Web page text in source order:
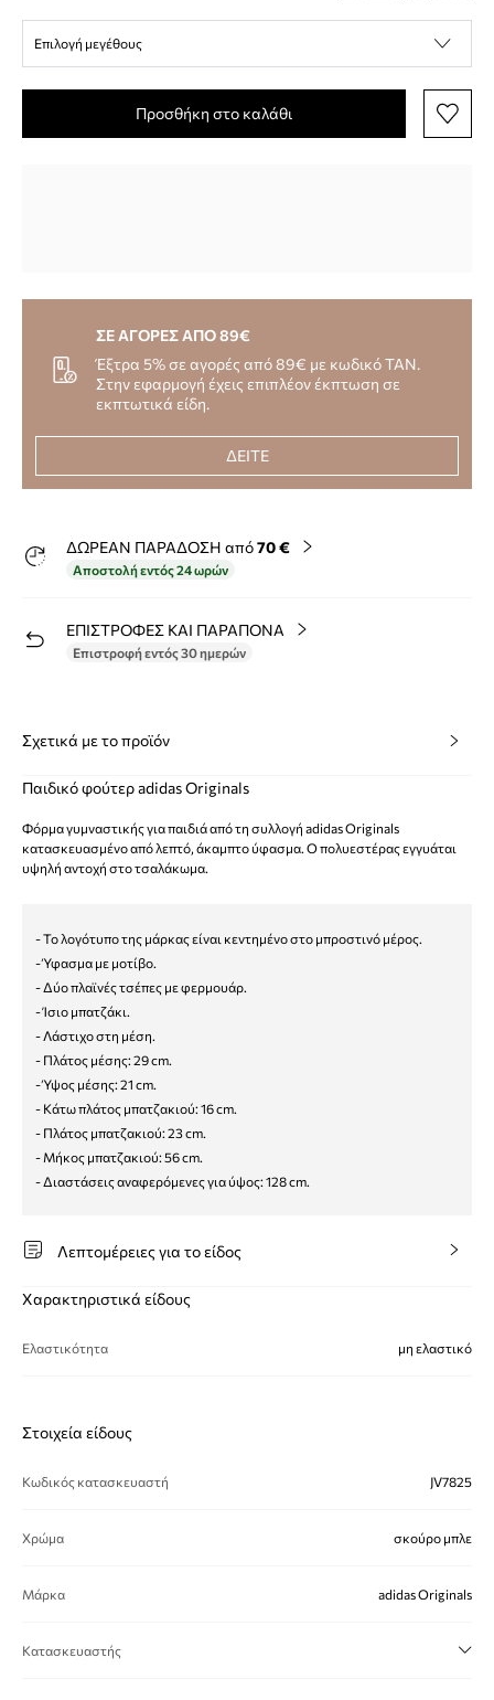
Επιλογή μεγέθους
Προσθήκη στο καλάθι
ΣΕ ΑΓΟΡΕΣ ΑΠΟ 89€
Έξτρα 5% σε αγορές από 89€ με κωδικό TAN.
Στην εφαρμογή έχεις επιπλέον έκπτωση σε
εκπτωτικά είδη.
ΔΕΙΤΕ
ΔΩΡΕΑΝ ΠΑΡΑΔΟΣΗ από70 €
Αποστολή εντός 24 ωρών
ΕΠΙΣΤΡΟΦΕΣ ΚΑΙ ΠΑΡΑΠΟΝΑ
Επιστροφή εντός 30 ημερών
Σχετικά με το προϊόν
Παιδικό φούτερ adidas Originals
Φόρμα γυμναστικής για παιδιά από τη συλλογή adidas Originals
κατασκευασμένο από λεπτό, άκαμπτο ύφασμα. Ο πολυεστέρας εγγυάται
υψηλή αντοχή στο τσαλάκωμα.
- Το λογότυπο της μάρκας είναι κεντημένο στο μπροστινό μέρος.
- Ύφασμα με μοτίβο.
- Δύο πλαϊνές τσέπες με φερμουάρ.
- Ίσιο μπατζάκι.
- Λάστιχο στη μέση.
- Πλάτος μέσης: 29 cm.
- Ύψος μέσης: 21 cm.
- Κάτω πλάτος μπατζακιού: 16 cm.
- Πλάτος μπατζακιού: 23 cm.
- Μήκος μπατζακιού: 56 cm.
- Διαστάσεις αναφερόμενες για ύψος: 128 cm.
Λεπτομέρειες για το είδος
Χαρακτηριστικά είδους
Ελαστικότητα μη ελαστικό
Στοιχεία είδους
Κωδικός κατασκευαστή JV7825
Χρώμα σκούρο μπλε
Μάρκα adidas Originals
Κατασκευαστής